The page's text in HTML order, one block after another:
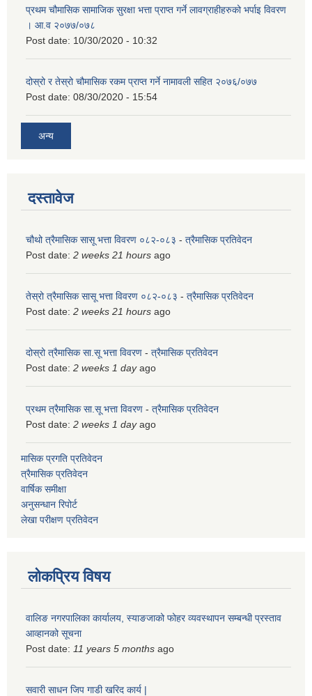
प्रथम चौमासिक सामाजिक सुरक्षा भत्ता प्राप्त गर्ने लावग्राहीहरुको भर्पाइ विवरण
। आ.व २०७७/०७८
Post date: 10/30/2020 - 10:32
दोस्रो र तेस्रो चौमासिक रकम प्राप्त गर्ने नामावली सहित २०७६/०७७
Post date: 08/30/2020 - 15:54
अन्य
दस्तावेज
चौथो त्रैमासिक सासू भत्ता विवरण ०८२-०८३ - त्रैमासिक प्रतिवेदन
Post date: 2 weeks 21 hours ago
तेस्रो त्रैमासिक सासू भत्ता विवरण ०८२-०८३ - त्रैमासिक प्रतिवेदन
Post date: 2 weeks 21 hours ago
दोस्रो त्रैमासिक सा.सू भत्ता विवरण - त्रैमासिक प्रतिवेदन
Post date: 2 weeks 1 dayago
प्रथम त्रैमासिक सा.सू भत्ता विवरण - त्रैमासिक प्रतिवेदन
Post date: 2 weeks 1 dayago
मासिक प्रगति प्रतिवेदन
त्रैमासिक प्रतिवेदन
वार्षिक समीक्षा
अनुसन्धान रिपोर्ट
लेखा परीक्षण प्रतिवेदन
लोकप्रिय विषय
वालिङ नगरपालिका कार्यालय, स्याङजाको फोहर व्यवस्थापन सम्बन्धी प्रस्ताव
आव्हानको सूचना
Post date: 11 years 5 months ago
सवारी साधन जिप गाडी खरिद कार्य |